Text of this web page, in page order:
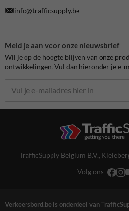
info@trafficsupply.be
Meld je aan voor onze nieuwsbrief
Wil je op de hoogte blijven van onze
ontwikkelingen. Vul dan hieronder je e-
TrafficSupply Belgium B.V.,
Volg ons
Verkeersbord.be is onderdeel van